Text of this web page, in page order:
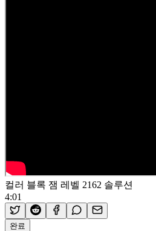
컬러 블록 잼 레벨 2162 솔루션
4:01
완료